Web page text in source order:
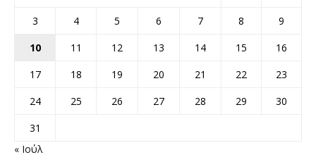
3
4 5 6 7 8
9
10
11 12 13 14 15
16
17
18 19 20 21 22
23
24
25 26 27 28 29
30
31
« Ιούλ